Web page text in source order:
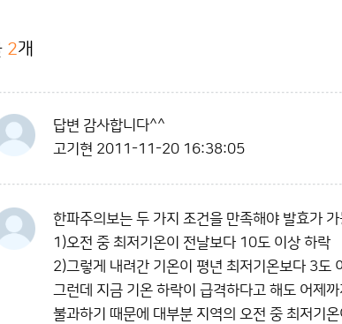
2개
답변 감사합니다^^
고기현 2011-11-20 16:38:05
한파주의보는 두 가지 조건을 만족해야 발효가
1)오전 중 최저기온이 전날보다 10도 이상 하락
2)그렇게 내려간 기온이 평년 최저기온보다 3도
그런데 지금 기온 하락이 급격하다고 해도 어제
불과하기 때문에 대부분 지역의 오전 중 최저기